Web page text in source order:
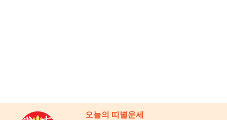
오늘의 띠별운세